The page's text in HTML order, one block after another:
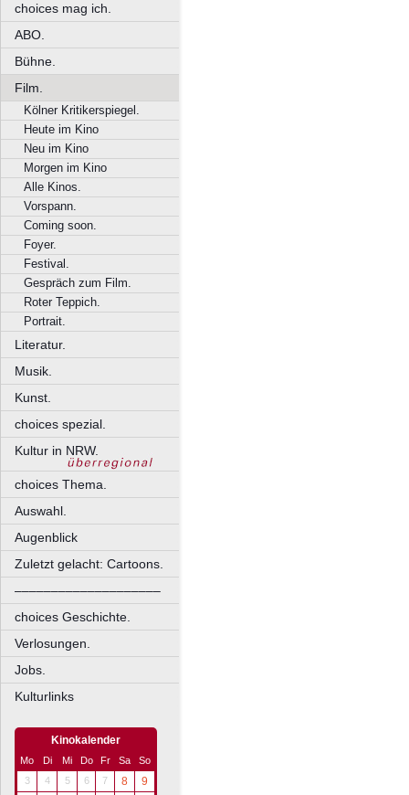
choices mag ich.
ABO.
Bühne.
Film.
Kölner Kritikerspiegel.
Heute im Kino
Neu im Kino
Morgen im Kino
Alle Kinos.
Vorspann.
Coming soon.
Foyer.
Festival.
Gespräch zum Film.
Roter Teppich.
Portrait.
Literatur.
Musik.
Kunst.
choices spezial.
Kultur in NRW.
choices Thema.
Auswahl.
Augenblick
Zuletzt gelacht: Cartoons.
––––––––––––––––––––
choices Geschichte.
Verlosungen.
Jobs.
Kulturlinks
Kinokalender
Mo Di Mi Do Fr Sa
So
3
4 5 6 7 8
9